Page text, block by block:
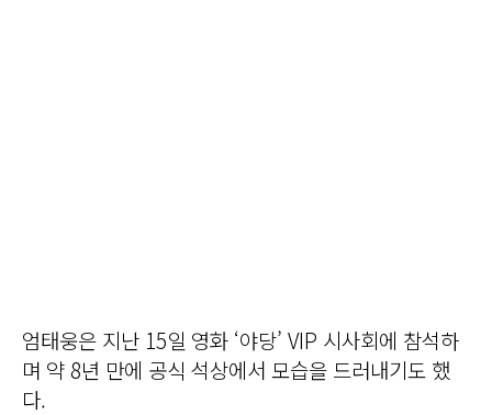
엄태웅은 지난 15일 영화 ‘야당’ VIP 시사회에 참석하
며 약 8년 만에 공식 석상에서 모습을 드러내기도 했
다.